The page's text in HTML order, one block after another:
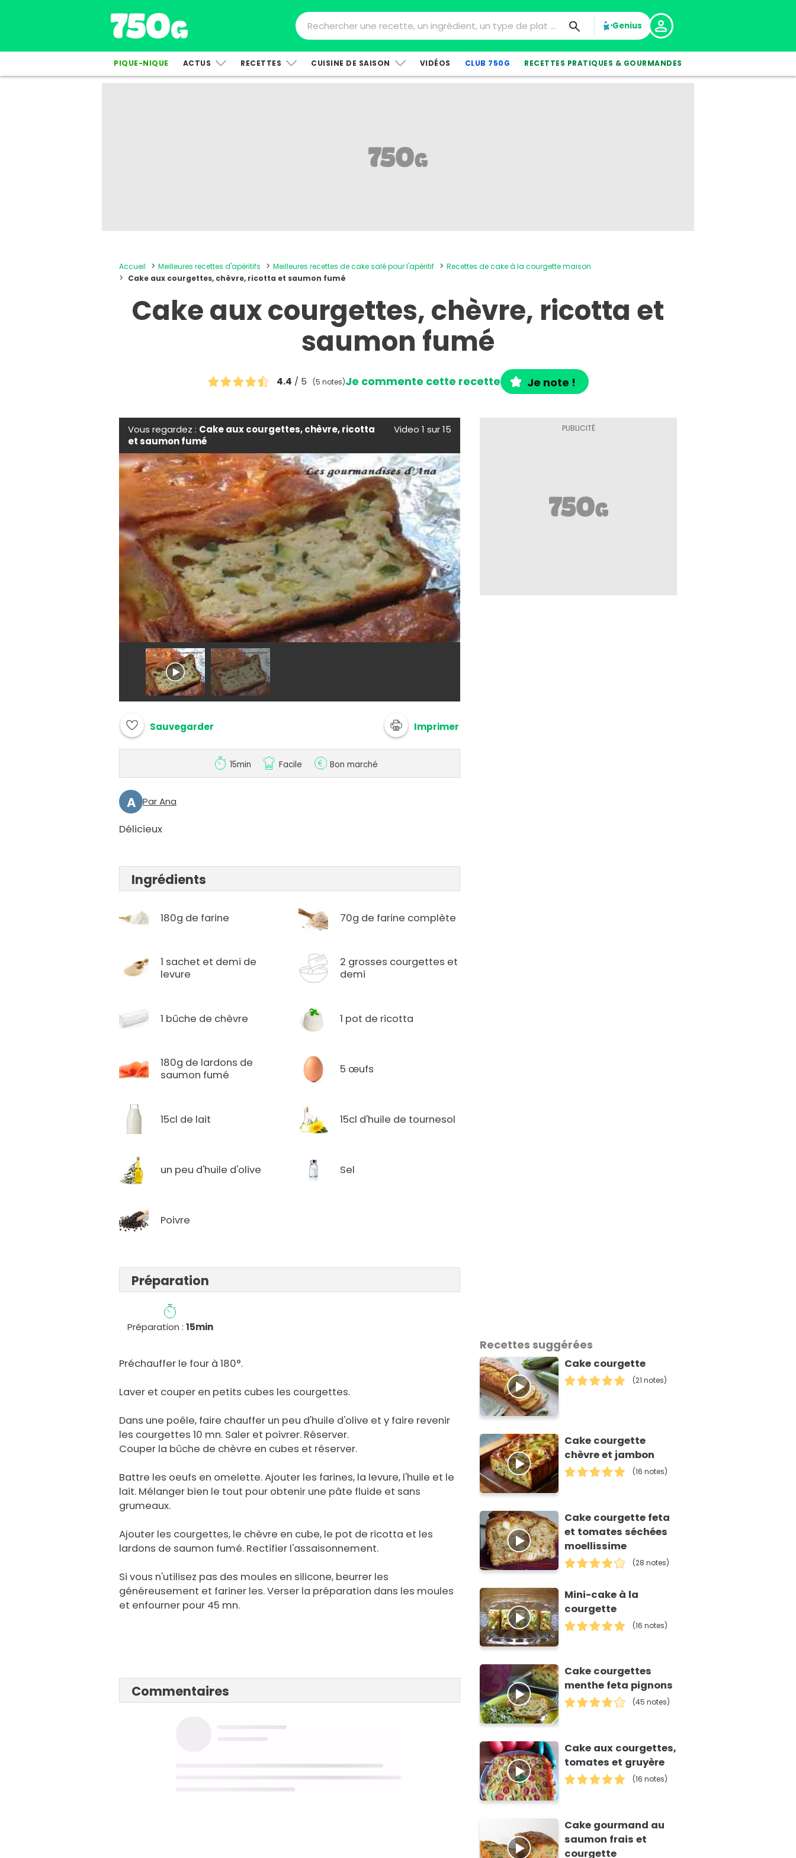
Genius
PIQUE-NIQUE ACTUS RECETTES CUISINE DE SAISON VIDÉOS CLUB 750G RECETTES PRATIQUES & GOURMANDES
Accueil Meilleures recettes d'apéritifs Meilleures recettes de cake salé pour l'apéritif
Recettes de cake à la courgette maison
Cake aux courgettes, chèvre, ricotta et saumon fumé
Cake aux courgettes, chèvre, ricotta et
saumon fumé
4.4 / 5 (5 notes)Je commente cette recette Je note !
Vous regardez : Cake aux courgettes, chèvre, ricotta
et saumon fumé
Video 1 sur 15
Sauvegarder Imprimer
15min Facile Bon marché
A Par Ana
Délicieux
Ingrédients
180g de farine 70g de farine complète
1 sachet et demi de
levure
2 grosses courgettes et
demi
1 bûche de chèvre 1 pot de ricotta
180g de lardons de
saumon fumé
5 œufs
15cl de lait 15cl d'huile de tournesol
un peu d'huile d'olive Sel
Poivre
Préparation
Préparation : 15min
Préchauffer le four à 180°.
Laver et couper en petits cubes les courgettes.
Dans une poêle, faire chauffer un peu d'huile d'olive et y faire revenir
les courgettes 10 mn. Saler et poivrer. Réserver.
Couper la bûche de chèvre en cubes et réserver.
Battre les oeufs en omelette. Ajouter les farines, la levure, l'huile et le
lait. Mélanger bien le tout pour obtenir une pâte fluide et sans
grumeaux.
Ajouter les courgettes, le chèvre en cube, le pot de ricotta et les
lardons de saumon fumé. Rectifier l'assaisonnement.
Si vous n'utilisez pas des moules en silicone, beurrer les
généreusement et fariner les. Verser la préparation dans les moules
et enfourner pour 45 mn.
Commentaires
Recettes suggérées
Cake courgette
(21 notes)
Cake courgette
chèvre et jambon
(16 notes)
Cake courgette feta
et tomates séchées
moellissime
(28 notes)
Mini-cake à la
courgette
(16 notes)
Cake courgettes
menthe feta pignons
(45 notes)
Cake aux courgettes,
tomates et gruyère
(16 notes)
Cake gourmand au
saumon frais et
courgette